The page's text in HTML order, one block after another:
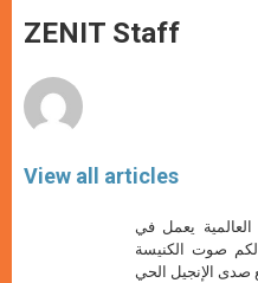
p
p
g
e
o
k
ZENIT Staff
View all articles
يعمل في
صوت الكنيسة